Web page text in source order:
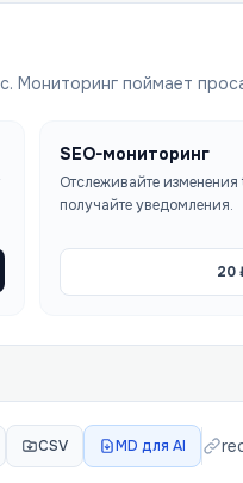
Мониторинг поймает
SEO-мониторинг
Отслеживайте
получайте уведомления.
20
CSV MD для AI